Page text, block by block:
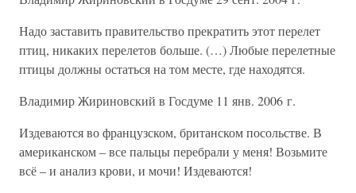
Надо заставить правительство прекратить этот перелет
птиц, никаких перелетов больше. (…) Любые перелетные
птицы должны остаться на том месте, где находятся.
Владимир Жириновский в Госдуме 11 янв. 2006 г.
Издеваются во французском, британском посольстве. В
американском – все пальцы перебрали у меня! Возьмите
всё – и анализ крови, и мочи! Издеваются!